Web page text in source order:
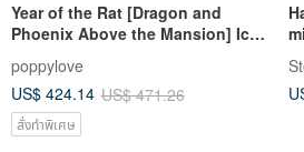
Year of the Rat [Dragon and
Phoenix Above the Mansion] Ice
Black-bone Chicken Jadeite
Korean Wax Cord Necklace *1*
Attracts Wealth, Wards off Petty
People
poppylove
US$ 424.14 US$ 471.26
สั่งทำพิเศษ